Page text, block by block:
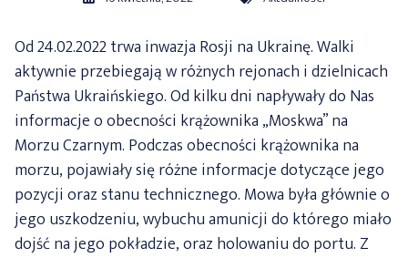
Od 24.02.2022 trwa inwazja Rosji na Ukrainę. Walki
aktywnie przebiegają w różnych rejonach i dzielnicach
Państwa Ukraińskiego. Od kilku dni napływały do Nas
informacje o obecności krążownika „Moskwa” na
Morzu Czarnym. Podczas obecności krążownika na
morzu, pojawiały się różne informacje dotyczące jego
pozycji oraz stanu technicznego. Mowa była głównie o
jego uszkodzeniu, wybuchu amunicji do którego miało
dojść na jego pokładzie, oraz holowaniu do portu. Z